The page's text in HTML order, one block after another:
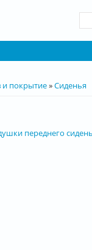
и покрытие»Сиденья
переднего